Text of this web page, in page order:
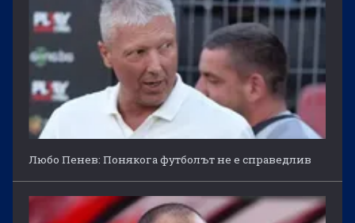
Любо Пенев: Понякога футболът не е справедлив